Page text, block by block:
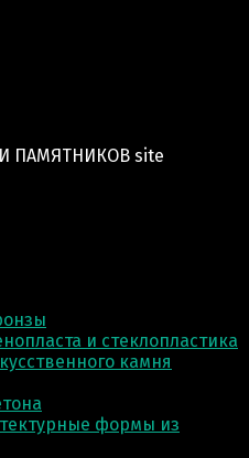
ПАМЯТНИКОВ site
и стеклопластика
камня
формы из